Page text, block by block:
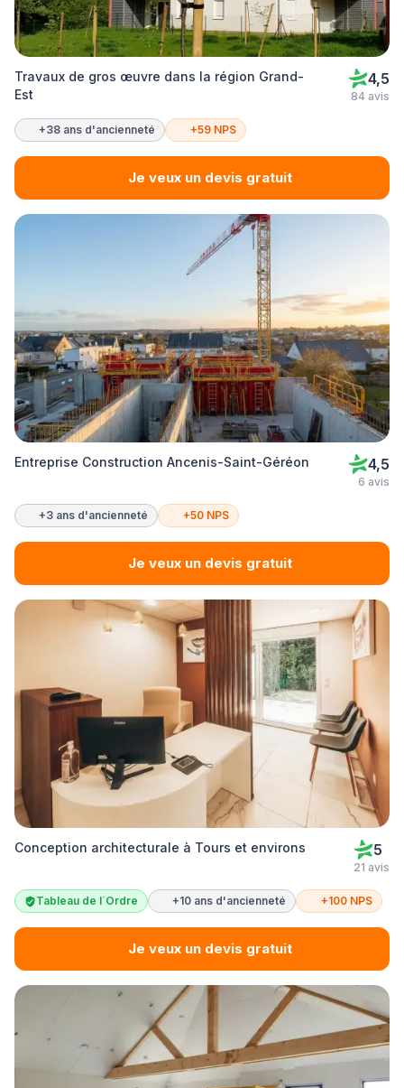
Travaux de gros œuvre dans la région Grand-
Est
4,5
84 avis
+38 ans d'ancienneté +59 NPS
Je veux un devis gratuit
Entreprise Construction Ancenis-Saint-Géréon 4,5
6 avis
+3 ans d'ancienneté +50 NPS
Je veux un devis gratuit
Conception architecturale à Tours et environs 5
21 avis
Tableau de l´Ordre +10 ans d'ancienneté +100 NPS
Je veux un devis gratuit